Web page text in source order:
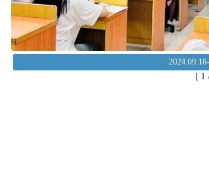
[ 1